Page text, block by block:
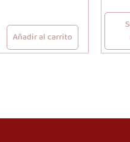
Añadir al carrito